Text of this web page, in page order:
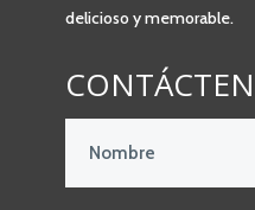
delicioso y memorable.